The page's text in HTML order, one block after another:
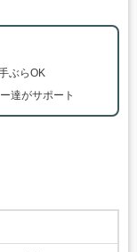
ぶらOK
達がサポート